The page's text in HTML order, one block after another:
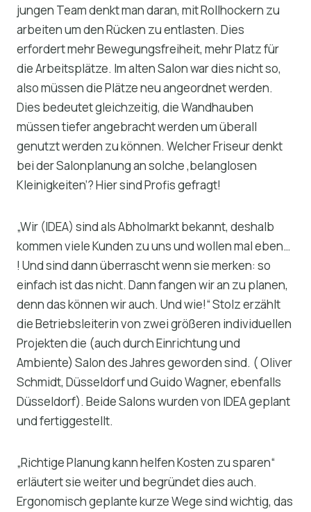
jungen Team denkt man daran, mit Rollhockern zu
arbeiten um den Rücken zu entlasten. Dies
erfordert mehr Bewegungsfreiheit, mehr Platz für
die Arbeitsplätze. Im alten Salon war dies nicht so,
also müssen die Plätze neu angeordnet werden.
Dies bedeutet gleichzeitig, die Wandhauben
müssen tiefer angebracht werden um überall
genutzt werden zu können. Welcher Friseur denkt
bei der Salonplanung an solche ‚belanglosen
Kleinigkeiten’? Hier sind Profis gefragt!
„Wir (IDEA) sind als Abholmarkt bekannt, deshalb
kommen viele Kunden zu uns und wollen mal eben…
! Und sind dann überrascht wenn sie merken: so
einfach ist das nicht. Dann fangen wir an zu planen,
denn das können wir auch. Und wie!“ Stolz erzählt
die Betriebsleiterin von zwei größeren individuellen
Projekten die (auch durch Einrichtung und
Ambiente) Salon des Jahres geworden sind. ( Oliver
Schmidt, Düsseldorf und Guido Wagner, ebenfalls
Düsseldorf). Beide Salons wurden von IDEA geplant
und fertiggestellt.
„Richtige Planung kann helfen Kosten zu sparen“
erläutert sie weiter und begründet dies auch.
Ergonomisch geplante kurze Wege sind wichtig, das